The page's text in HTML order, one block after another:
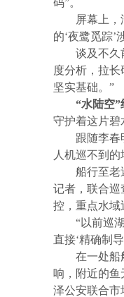
码”。
屏幕上
的‘夜鹭觅踪’
谈及不久
度分析，拉
坚实基础。”
“水陆空”
守护着这片碧
跟随李春
人机巡不到
船行至老
记者，联合巡
控，重点水域
“以前巡
直接‘精确制
在一处船
响，附近的
泽公安联合市